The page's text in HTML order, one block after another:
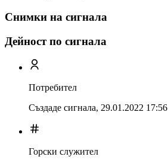
Снимки на сигнала
Дейност по сигнала
Потребител
Създаде сигнала, 29.01.2022 17:56
Горски служител